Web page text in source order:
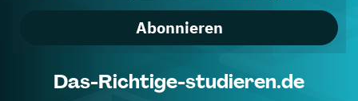
Abonnieren
Das-Richtige-studieren.de